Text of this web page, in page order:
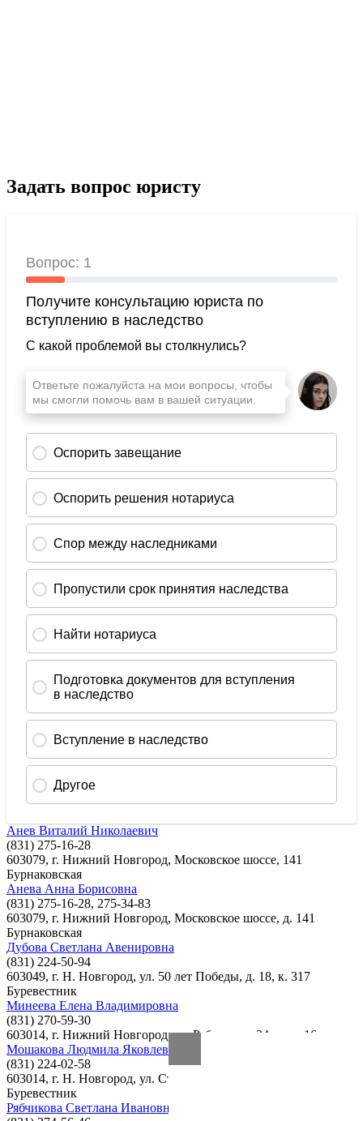
Задать вопрос юристу
Анев Виталий Николаевич
(831) 275-16-28
603079, г. Нижний Новгород, Московское шоссе, 141
Бурнаковская
Анева Анна Борисовна
(831) 275-16-28, 275-34-83
603079, г. Нижний Новгород, Московское шоссе, д. 141
Бурнаковская
Дубова Светлана Авенировна
(831) 224-50-94
603049, г. Н. Новгород, ул. 50 лет Победы, д. 18, к. 317
Буревестник
Минеева Елена Владимировна
(831) 270-59-30
603014, г. Нижний Новгород, ул. Рябцева, д. 34, пом. 16
Мошакова Людмила Яковлевна
(831) 224-02-58
603014, г. Н. Новгород, ул. Страж революции, д. 6/3-21
Буревестник
Рябчикова Светлана Ивановна